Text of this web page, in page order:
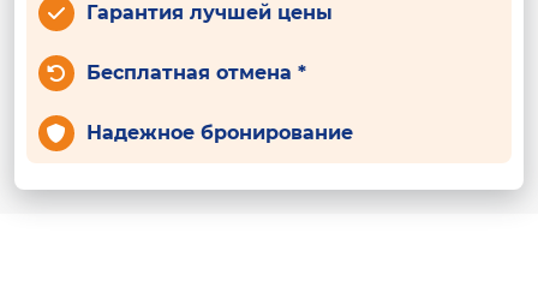
Гарантия лучшей цены
Бесплатная отмена *
Надежное бронирование